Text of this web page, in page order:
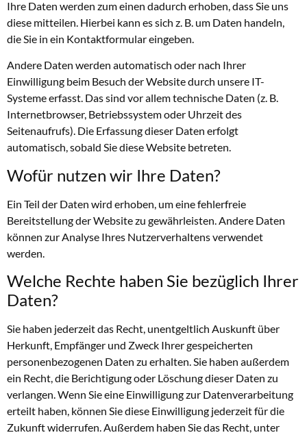
Ihre Daten werden zum einen dadurch erhoben, dass Sie uns
diese mitteilen. Hierbei kann es sich z. B. um Daten handeln,
die Sie in ein Kontaktformular eingeben.
Andere Daten werden automatisch oder nach Ihrer
Einwilligung beim Besuch der Website durch unsere IT-
Systeme erfasst. Das sind vor allem technische Daten (z. B.
Internetbrowser, Betriebssystem oder Uhrzeit des
Seitenaufrufs). Die Erfassung dieser Daten erfolgt
automatisch, sobald Sie diese Website betreten.
Wofür nutzen wir Ihre Daten?
Ein Teil der Daten wird erhoben, um eine fehlerfreie
Bereitstellung der Website zu gewährleisten. Andere Daten
können zur Analyse Ihres Nutzerverhaltens verwendet
werden.
Welche Rechte haben Sie bezüglich Ihrer
Daten?
Sie haben jederzeit das Recht, unentgeltlich Auskunft über
Herkunft, Empfänger und Zweck Ihrer gespeicherten
personenbezogenen Daten zu erhalten. Sie haben außerdem
ein Recht, die Berichtigung oder Löschung dieser Daten zu
verlangen. Wenn Sie eine Einwilligung zur Datenverarbeitung
erteilt haben, können Sie diese Einwilligung jederzeit für die
Zukunft widerrufen. Außerdem haben Sie das Recht, unter